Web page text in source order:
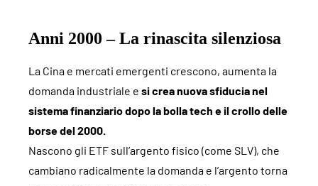
Anni 2000 – La rinascita silenziosa
La Cina e mercati emergenti crescono, aumenta la
domanda industriale e si crea nuova sfiducia nel
sistema finanziario dopo la bolla tech e il crollo delle
borse del 2000.
Nascono gli ETF sull’argento fisico (come SLV), che
cambiano radicalmente la domanda e l’argento torna